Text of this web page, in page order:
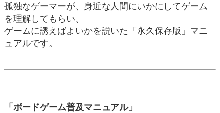
孤独なゲーマーが、身近な人間にいかにしてゲーム
を理解してもらい、
ゲームに誘えばよいかを説いた「永久保存版」マニ
ュアルです。
「ボードゲーム普及マニュアル」